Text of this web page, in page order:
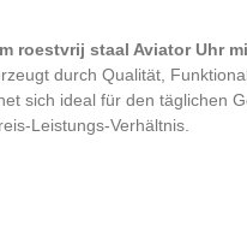
roestvrij staal Aviator Uhr
durch Qualität,
sich ideal für den täglichen
Leistungs-Verhältnis.